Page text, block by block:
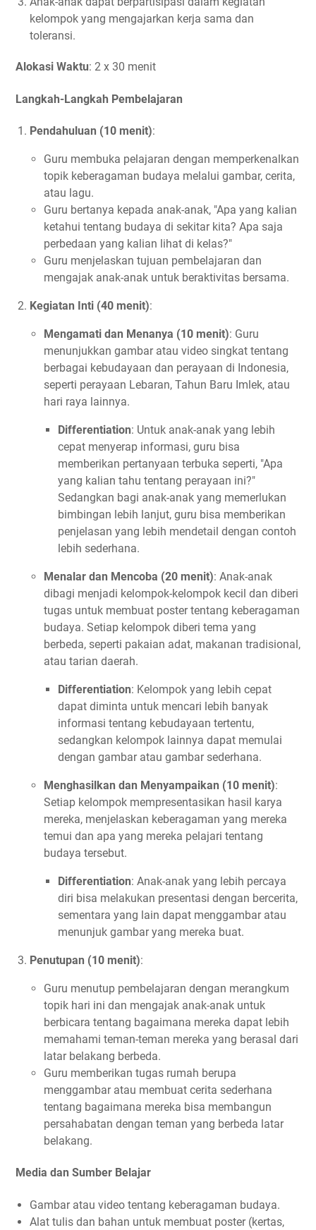
kelompok yang mengajarkan kerja sama dan
toleransi.
Alokasi Waktu: 2 x 30 menit
Langkah-Langkah Pembelajaran
Pendahuluan (10 menit):
Guru membuka pelajaran dengan memperkenalkan
topik keberagaman budaya melalui gambar, cerita,
atau lagu.
Guru bertanya kepada anak-anak, "Apa yang kalian
ketahui tentang budaya di sekitar kita? Apa saja
perbedaan yang kalian lihat di kelas?"
Guru menjelaskan tujuan pembelajaran dan
mengajak anak-anak untuk beraktivitas bersama.
Kegiatan Inti (40 menit):
Mengamati dan Menanya (10 menit): Guru
menunjukkan gambar atau video singkat tentang
berbagai kebudayaan dan perayaan di Indonesia,
seperti perayaan Lebaran, Tahun Baru Imlek, atau
hari raya lainnya.
Differentiation: Untuk anak-anak yang lebih
cepat menyerap informasi, guru bisa
memberikan pertanyaan terbuka seperti, "Apa
yang kalian tahu tentang perayaan ini?"
Sedangkan bagi anak-anak yang memerlukan
bimbingan lebih lanjut, guru bisa memberikan
penjelasan yang lebih mendetail dengan contoh
lebih sederhana.
Menalar dan Mencoba (20 menit): Anak-anak
dibagi menjadi kelompok-kelompok kecil dan diberi
tugas untuk membuat poster tentang keberagaman
budaya. Setiap kelompok diberi tema yang
berbeda, seperti pakaian adat, makanan tradisional,
atau tarian daerah.
Differentiation: Kelompok yang lebih cepat
dapat diminta untuk mencari lebih banyak
informasi tentang kebudayaan tertentu,
sedangkan kelompok lainnya dapat memulai
dengan gambar atau gambar sederhana.
Menghasilkan dan Menyampaikan (10 menit):
Setiap kelompok mempresentasikan hasil karya
mereka, menjelaskan keberagaman yang mereka
temui dan apa yang mereka pelajari tentang
budaya tersebut.
Differentiation: Anak-anak yang lebih percaya
diri bisa melakukan presentasi dengan bercerita,
sementara yang lain dapat menggambar atau
menunjuk gambar yang mereka buat.
Penutupan (10 menit):
Guru menutup pembelajaran dengan merangkum
topik hari ini dan mengajak anak-anak untuk
berbicara tentang bagaimana mereka dapat lebih
memahami teman-teman mereka yang berasal dari
latar belakang berbeda.
Guru memberikan tugas rumah berupa
menggambar atau membuat cerita sederhana
tentang bagaimana mereka bisa membangun
persahabatan dengan teman yang berbeda latar
belakang.
Media dan Sumber Belajar
Gambar atau video tentang keberagaman budaya.
Alat tulis dan bahan untuk membuat poster (kertas,